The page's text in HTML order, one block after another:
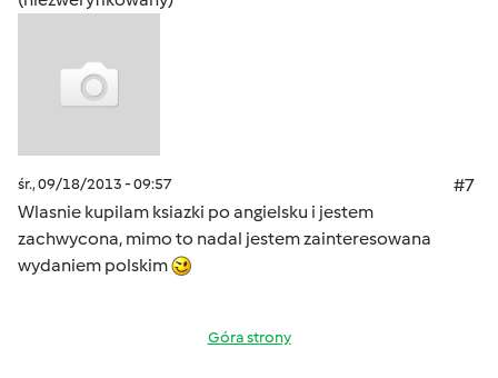
śr., 09/18/2013 - 09:57
#7
Wlasnie kupilam ksiazki po angielsku i jestem
zachwycona, mimo to nadal jestem zainteresowana
wydaniem polskim
Góra strony